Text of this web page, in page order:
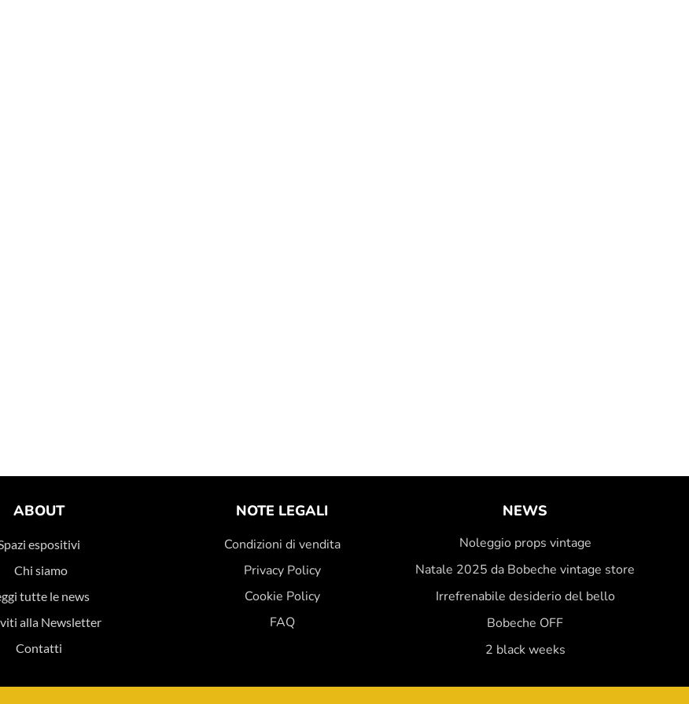
ABOUT
espositivi
Chi siamo
tutte le news
alla Newsletter
Contatti
NOTE LEGALI
Condizioni di vendita
Privacy Policy
Cookie Policy
FAQ
NEWS
Noleggio props vintage
Natale 2025 da Bobeche vintage store
Irrefrenabile desiderio del bello
Bobeche OFF
2 black weeks